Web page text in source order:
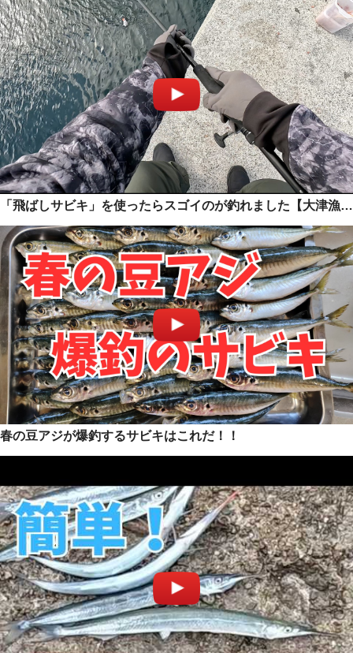
「飛ばしサビキ」を使ったらスゴイのが釣れました【大津漁港】
春の豆アジが爆釣するサビキはこれだ！！